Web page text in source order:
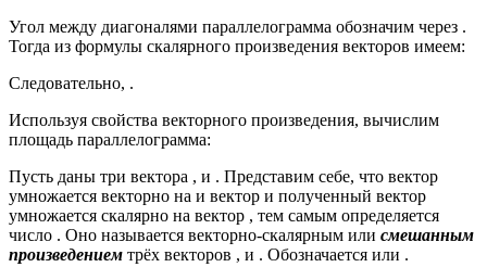
Угол между диагоналями параллелограмма обозначим через .
Тогда из формулы скалярного произведения векторов имеем:
Следовательно, .
Используя свойства векторного произведения, вычислим
площадь параллелограмма:
Пусть даны три вектора , и . Представим себе, что вектор
умножается векторно на и вектор и полученный вектор
умножается скалярно на вектор , тем самым определяется
число . Оно называется векторно-скалярным или смешанным
произведением трёх векторов , и . Обозначается или .